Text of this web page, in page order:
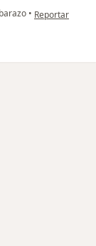
• en opinión del
Reportar